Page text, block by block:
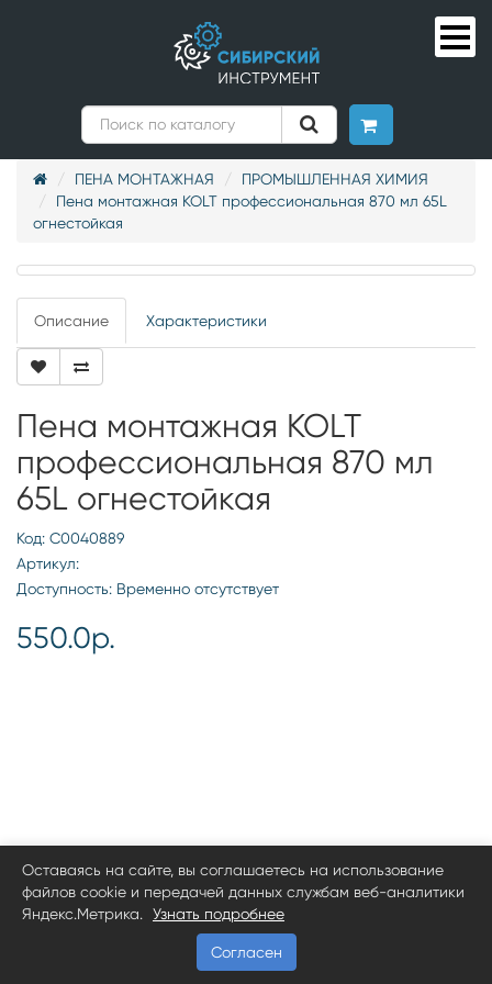
ПЕНА МОНТАЖНАЯ
ПРОМЫШЛЕННАЯ ХИМИЯ
Пена монтажная KOLT профессиональная 870 мл 65L
огнестойкая
Описание Характеристики
Пена монтажная KOLT
профессиональная 870 мл
65L огнестойкая
Код: С0040889
Артикул:
Доступность: Временно отсутствует
550.0р.
Оставаясь на сайте, вы соглашаетесь на использование
файлов cookie и передачей данных службам веб-аналитики
Яндекс.Метрика.
Узнать подробнее
Согласен